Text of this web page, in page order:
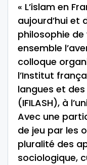
« L’islam en
aujourd’hui et
philosophie
ensemble
colloque
l’Institut
langues et
(IFILASH), à
Avec une
de jeu par les
pluralité des
sociologique,